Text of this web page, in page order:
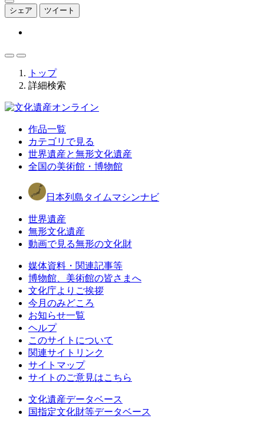
シェア ツイート
トップ
詳細検索
作品一覧
カテゴリで見る
世界遺産と無形文化遺産
全国の美術館・博物館
日本列島タイムマシンナビ
世界遺産
無形文化遺産
動画で見る無形の文化財
媒体資料・関連記事等
博物館、美術館の皆さまへ
文化庁よりご挨拶
今月のみどころ
お知らせ一覧
ヘルプ
このサイトについて
関連サイトリンク
サイトマップ
サイトのご意見はこちら
文化遺産データベース
国指定文化財等データベース